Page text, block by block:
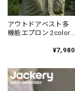
アウトドアベスト多
機能エプロン 2color
¥7,980